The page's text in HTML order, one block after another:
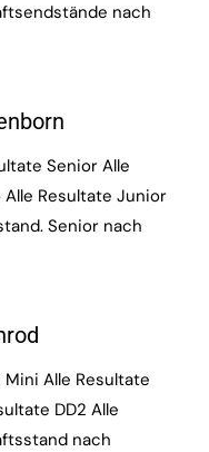
nach
Senior Alle
Resultate Junior
Senior nach
Alle Resultate
DD2 Alle
nach